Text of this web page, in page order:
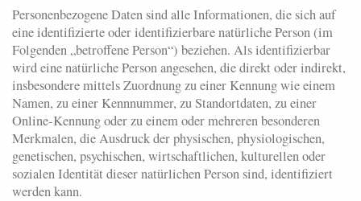
Personenbezogene Daten sind alle Informationen, die sich auf
eine identifizierte oder identifizierbare natürliche Person (im
Folgenden „betroffene Person“) beziehen. Als identifizierbar
wird eine natürliche Person angesehen, die direkt oder indirekt,
insbesondere mittels Zuordnung zu einer Kennung wie einem
Namen, zu einer Kennnummer, zu Standortdaten, zu einer
Online-Kennung oder zu einem oder mehreren besonderen
Merkmalen, die Ausdruck der physischen, physiologischen,
genetischen, psychischen, wirtschaftlichen, kulturellen oder
sozialen Identität dieser natürlichen Person sind, identifiziert
werden kann.